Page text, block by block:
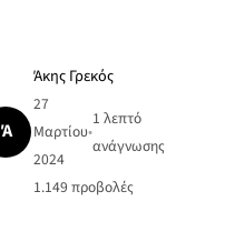
Ά
Άκης Γρεκός
27
Μαρτίου
2024
•
1 λεπτό
ανάγνωσης
1.149 προβολές